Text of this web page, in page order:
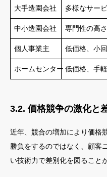
大手造園会社 多様なサー
中小造園会社 専門性の高
個人事業主 低価格、小
ホームセンター 低価格、手
3.2. 価格競争の激化と
近年、競合の増加により価格
勝負をするのではなく、顧客
い技術力で差別化を図ること